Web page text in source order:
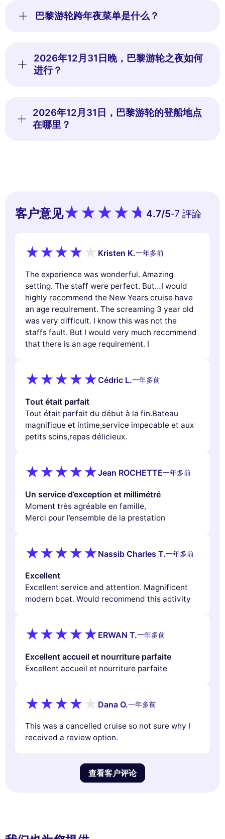
巴黎游轮跨年夜菜单是什么？
2026年12月31日晚，巴黎游轮之夜如何
进行？
2026年12月31日，巴黎游轮的登船地点
在哪里？
客户意见 4.7/5-7 評論
Kristen K.一年多前
The experience was wonderful. Amazing
setting. The staff were perfect. But…I would
highly recommend the New Years cruise have
an age requirement. The screaming 3 year old
was very difficult. I know this was not the
staffs fault. But I would very much recommend
that there is an age requirement. I
Cédric L.一年多前
Tout était parfait
Tout était parfait du début à la fin.Bateau
magnifique et intime,service impecable et aux
petits soins,repas délicieux.
Jean ROCHETTE一年多前
Un service d’exception et millimétré
Moment très agréable en famille,
Merci pour l’ensemble de la prestation
Nassib Charles T.一年多前
Excellent
Excellent service and attention. Magnificent
modern boat. Would recommend this activity
ERWAN T.一年多前
Excellent accueil et nourriture parfaite
Excellent accueil et nourriture parfaite
Dana O.一年多前
This was a cancelled cruise so not sure why I
received a review option.
查看客户评论